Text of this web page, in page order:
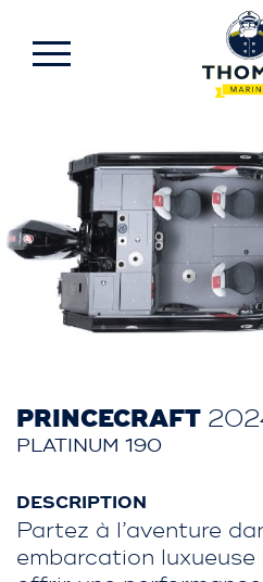
PRINCECRAFT
PLATINUM 190
DESCRIPTION
Partez à l’aventure
embarcation